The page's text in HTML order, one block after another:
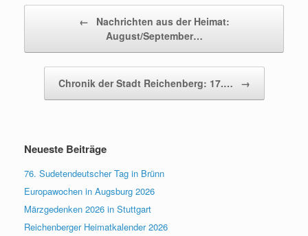
←
Nachrichten aus der Heimat:
August/September…
Chronik der Stadt Reichenberg: 17.… →
Neueste Beiträge
76. Sudetendeutscher Tag in Brünn
Europawochen in Augsburg 2026
Märzgedenken 2026 in Stuttgart
Reichenberger Heimatkalender 2026